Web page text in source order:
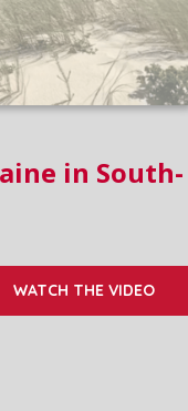
in South-
WATCH THE VIDEO